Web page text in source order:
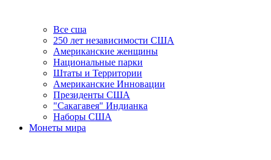
Все сша
250 лет независимости США
Американские женщины
Национальные парки
Штаты и Территории
Американские Инновации
Президенты США
"Сакагавея" Индианка
Наборы США
Монеты мира